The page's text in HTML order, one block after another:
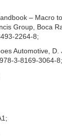
– Macro
Group, Boca
2264-8;
Automotive,
3-8169-3064-8;